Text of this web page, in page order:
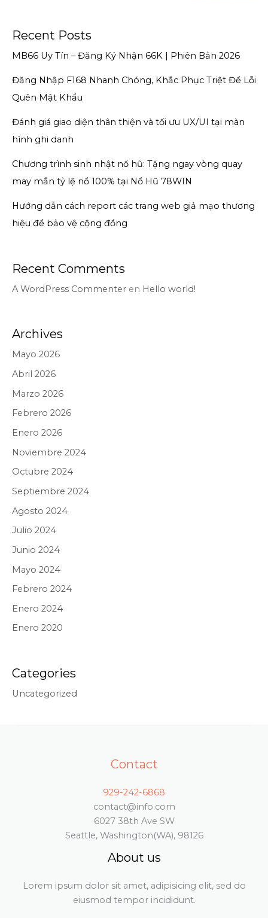
Recent Posts
MB66 Uy Tín – Đăng Ký Nhận 66K | Phiên Bản 2026
Đăng Nhập F168 Nhanh Chóng, Khắc Phục Triệt Để Lỗi
Quên Mật Khẩu
Đánh giá giao diện thân thiện và tối ưu UX/UI tại màn
hình ghi danh
Chương trình sinh nhật nổ hũ: Tặng ngay vòng quay
may mắn tỷ lệ nổ 100% tại Nổ Hũ 78WIN
Hướng dẫn cách report các trang web giả mạo thương
hiệu để bảo vệ cộng đồng
Recent Comments
A WordPress Commenter en Hello world!
Archives
Mayo 2026
Abril 2026
Marzo 2026
Febrero 2026
Enero 2026
Noviembre 2024
Octubre 2024
Septiembre 2024
Agosto 2024
Julio 2024
Junio 2024
Mayo 2024
Febrero 2024
Enero 2024
Enero 2020
Categories
Uncategorized
Contact
929-242-6868
contact@info.com
6027 38th Ave SW
Seattle, Washington(WA), 98126
About us
Lorem ipsum dolor sit amet, adipisicing elit, sed do
eiusmod tempor incididunt.